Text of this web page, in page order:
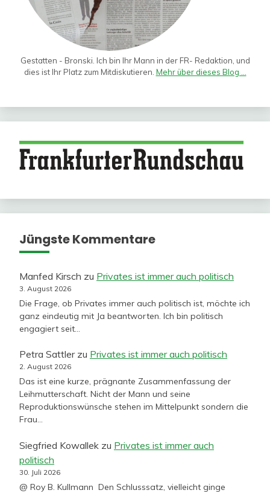
Gestatten - Bronski. Ich bin Ihr Mann in der FR- Redaktion, und
dies ist Ihr Platz zum Mitdiskutieren. Mehr über dieses Blog ...
Jüngste Kommentare
Manfed Kirsch zu Privates ist immer auch politisch
3. August 2026
Die Frage, ob Privates immer auch politisch ist, möchte ich
ganz eindeutig mit Ja beantworten. Ich bin politisch
engagiert seit…
Petra Sattlerzu Privates ist immer auch politisch
2. August 2026
Das ist eine kurze, prägnante Zusammenfassung der
Leihmutterschaft. Nicht der Mann und seine
Reproduktionswünsche stehen im Mittelpunkt sondern die
Frau…
Siegfried Kowallek zu Privates ist immer auch
politisch
30. Juli 2026
@ Roy B. Kullmann Den Schlusssatz, vielleicht ginge